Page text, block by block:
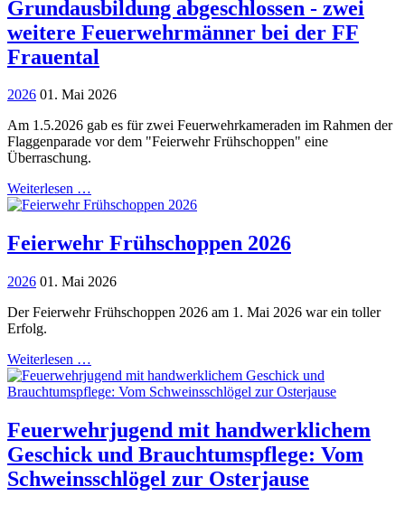
Grundausbildung abgeschlossen - zwei
weitere Feuerwehrmänner bei der FF
Frauental
2026 01. Mai 2026
Am 1.5.2026 gab es für zwei Feuerwehrkameraden im Rahmen der
Flaggenparade vor dem "Feierwehr Frühschoppen" eine
Überraschung.
Weiterlesen …
Feierwehr Frühschoppen 2026
2026 01. Mai 2026
Der Feierwehr Frühschoppen 2026 am 1. Mai 2026 war ein toller
Erfolg.
Weiterlesen …
Feuerwehrjugend mit handwerklichem
Geschick und Brauchtumspflege: Vom
Schweinsschlögel zur Osterjause